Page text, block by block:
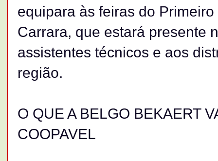
equipara às feiras do
Carrara, que estará presente
assistentes técnicos e aos
região.
O QUE A BELGO BEKAERT
COOPAVEL